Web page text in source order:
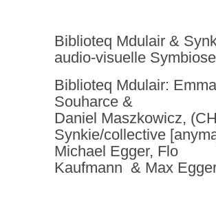
Biblioteq Mdulair &
audio-visuelle Symbiose
Biblioteq Mdulair: Emma
Souharce &
Daniel Maszkowicz,
Synkie/collective
Michael Egger, Flo
Kaufmann & Max